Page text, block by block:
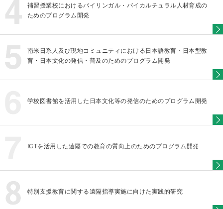
補習授業校におけるバイリンガル・バイカルチュラル人材育成の
ためのプログラム開発
南米日系人及び現地コミュニティにおける日本語教育・日本型教
育・日本文化の発信・普及のためのプログラム開発
学校図書館を活用した日本文化等の発信のためのプログラム開発
ICTを活用した遠隔での教育の質向上のためのプログラム開発
特別支援教育に関する遠隔指導実施に向けた実践的研究